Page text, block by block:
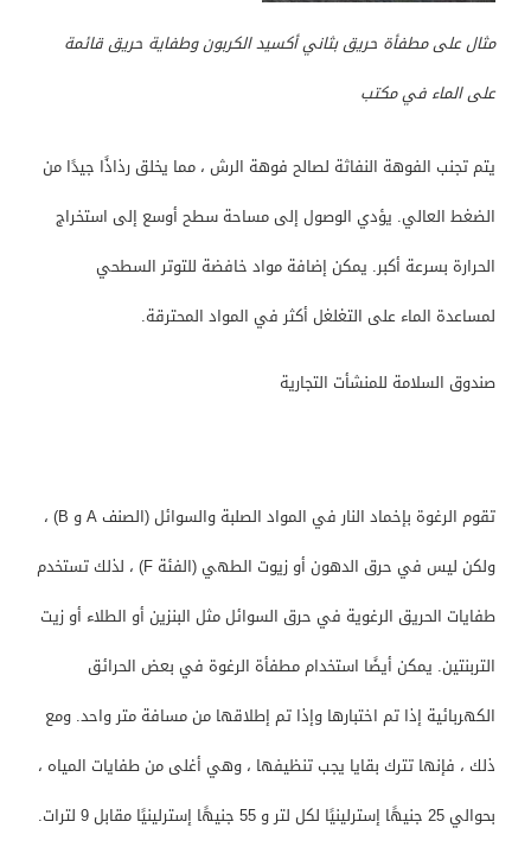
مثال على مطفأة حريق بثاني أكسيد الكربون وطفاية حريق قائمة
على الماء في مكتب
يتم تجنب الفوهة النفاثة لصالح فوهة الرش ، مما يخلق رذاذًا جيدًا من
الضغط العالي. يؤدي الوصول إلى مساحة سطح أوسع إلى استخراج
الحرارة بسرعة أكبر. يمكن إضافة مواد خافضة للتوتر السطحي
لمساعدة الماء على التغلغل أكثر في المواد المحترقة.
صندوق السلامة للمنشأت التجارية
تقوم الرغوة بإخماد النار في المواد الصلبة والسوائل (الصنف A و B) ،
ولكن ليس في حرق الدهون أو زيوت الطهي (الفئة F) ، لذلك تستخدم
طفايات الحريق الرغوية في حرق السوائل مثل البنزين أو الطلاء أو زيت
التربنتين. يمكن أيضًا استخدام مطفأة الرغوة في بعض الحرائق
الكهربائية إذا تم اختبارها وإذا تم إطلاقها من مسافة متر واحد. ومع
ذلك ، فإنها تترك بقايا يجب تنظيفها ، وهي أغلى من طفايات المياه ،
بحوالي 25 جنيهًا إسترلينيًا لكل لتر و 55 جنيهًا إسترلينيًا مقابل 9 لترات.